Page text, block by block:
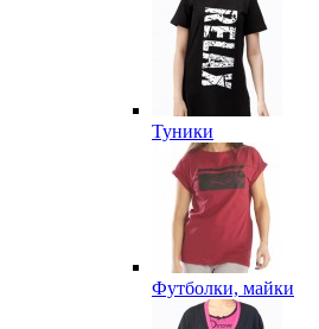
Туники
Футболки, майки